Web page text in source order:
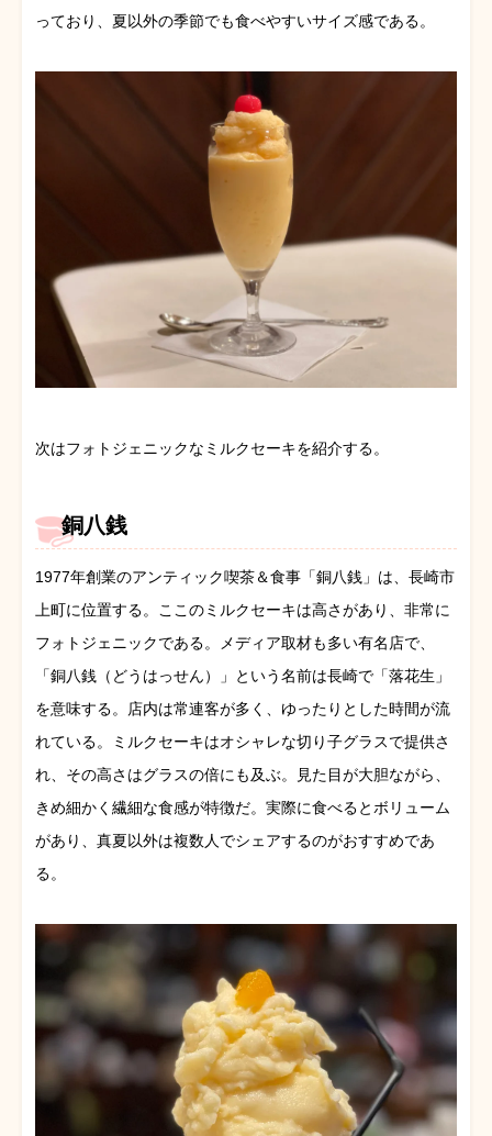
っており、夏以外の季節でも食べやすいサイズ感である。
次はフォトジェニックなミルクセーキを紹介する。
銅八銭
1977年創業のアンティック喫茶＆食事「銅八銭」は、長崎市
上町に位置する。ここのミルクセーキは高さがあり、非常に
フォトジェニックである。メディア取材も多い有名店で、
「銅八銭（どうはっせん）」という名前は長崎で「落花生」
を意味する。店内は常連客が多く、ゆったりとした時間が流
れている。ミルクセーキはオシャレな切り子グラスで提供さ
れ、その高さはグラスの倍にも及ぶ。見た目が大胆ながら、
きめ細かく繊細な食感が特徴だ。実際に食べるとボリューム
があり、真夏以外は複数人でシェアするのがおすすめであ
る。